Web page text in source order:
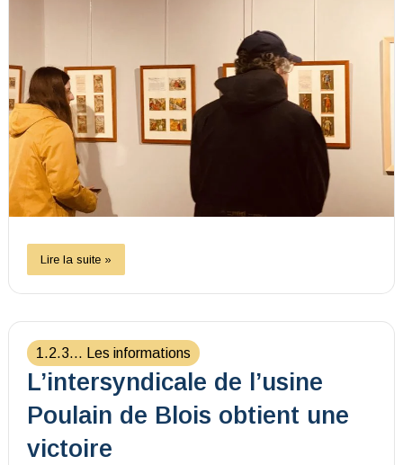
Lire la suite »
1.2.3... Les informations
L’intersyndicale de l’usine
Poulain de Blois obtient une
victoire